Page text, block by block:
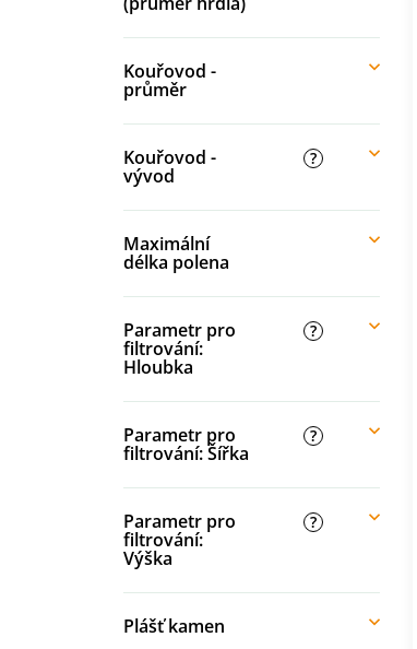
Kouřovod -
průměr
Kouřovod -
vývod
?
Maximální
délka polena
Parametr pro
filtrování:
Hloubka
?
Parametr pro
filtrování: Šířka
?
Parametr pro
filtrování:
Výška
?
Plášť kamen